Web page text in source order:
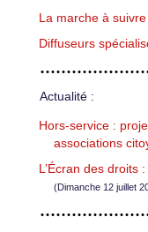
La marche à
Diffuseurs
Actualité :
Hors-service :
associations
L’Écran des droits
(Dimanche 12 juillet